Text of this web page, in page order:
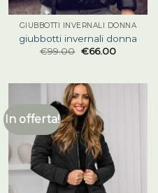
GIUBBOTTI INVERNALI DONNA
giubbotti invernali donna
€99.00 €66.00
In offerta!